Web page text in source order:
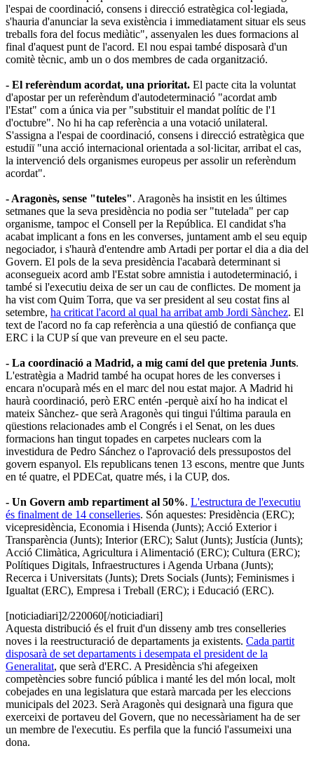
l'espai de coordinació, consens i direcció estratègica col·legiada,
s'hauria d'anunciar la seva existència i immediatament situar els seus
treballs fora del focus mediàtic", assenyalen les dues formacions al
final d'aquest punt de l'acord. El nou espai també disposarà d'un
comitè tècnic, amb un o dos membres de cada organització.
- El referèndum acordat, una prioritat. El pacte cita la voluntat
d'apostar per un referèndum d'autodeterminació "acordat amb
l'Estat" com a única via per "substituir el mandat polític de l'1
d'octubre". No hi ha cap referència a una votació unilateral.
S'assigna a l'espai de coordinació, consens i direcció estratègica que
estudiï "una acció internacional orientada a sol·licitar, arribat el cas,
la intervenció dels organismes europeus per assolir un referèndum
acordat".
- Aragonès, sense "tuteles". Aragonès ha insistit en les últimes
setmanes que la seva presidència no podia ser "tutelada" per cap
organisme, tampoc el Consell per la República. El candidat s'ha
acabat implicant a fons en les converses, juntament amb el seu equip
negociador, i s'haurà d'entendre amb Artadi per portar el dia a dia del
Govern. El pols de la seva presidència l'acabarà determinant si
aconsegueix acord amb l'Estat sobre amnistia i autodeterminació, i
també si l'executiu deixa de ser un cau de conflictes. De moment ja
ha vist com Quim Torra, que va ser president al seu costat fins al
setembre, ha criticat l'acord al qual ha arribat amb Jordi Sànchez. El
text de l'acord no fa cap referència a una qüestió de confiança que
ERC i la CUP sí que van preveure en el seu pacte.
- La coordinació a Madrid, a mig camí del que pretenia Junts.
L'estratègia a Madrid també ha ocupat hores de les converses i
encara n'ocuparà més en el marc del nou estat major. A Madrid hi
haurà coordinació, però ERC entén -perquè així ho ha indicat el
mateix Sànchez- que serà Aragonès qui tingui l'última paraula en
qüestions relacionades amb el Congrés i el Senat, on les dues
formacions han tingut topades en carpetes nuclears com la
investidura de Pedro Sánchez o l'aprovació dels pressupostos del
govern espanyol. Els republicans tenen 13 escons, mentre que Junts
en té quatre, el PDECat, quatre més, i la CUP, dos.
- Un Govern amb repartiment al 50%. L'estructura de l'executiu
és finalment de 14 conselleries. Són aquestes: Presidència (ERC);
vicepresidència, Economia i Hisenda (Junts); Acció Exterior i
Transparència (Junts); Interior (ERC); Salut (Junts); Justícia (Junts);
Acció Climàtica, Agricultura i Alimentació (ERC); Cultura (ERC);
Polítiques Digitals, Infraestructures i Agenda Urbana (Junts);
Recerca i Universitats (Junts); Drets Socials (Junts); Feminismes i
Igualtat (ERC), Empresa i Treball (ERC); i Educació (ERC).
[noticiadiari]2/220060[/noticiadiari]
Aquesta distribució és el fruit d'un disseny amb tres conselleries
noves i la reestructuració de departaments ja existents. Cada partit
disposarà de set departaments i desempata el president de la
Generalitat, que serà d'ERC. A Presidència s'hi afegeixen
competències sobre funció pública i manté les del món local, molt
cobejades en una legislatura que estarà marcada per les eleccions
municipals del 2023. Serà Aragonès qui designarà una figura que
exerceixi de portaveu del Govern, que no necessàriament ha de ser
un membre de l'executiu. Es perfila que la funció l'assumeixi una
dona.